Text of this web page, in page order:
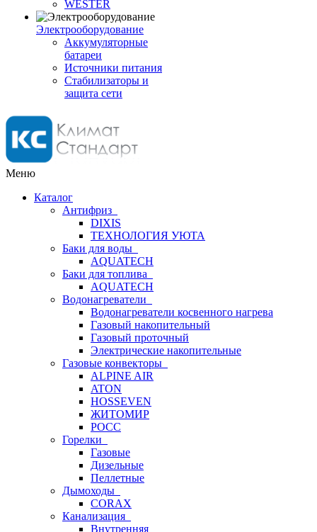
WESTER
Электрооборудование
Аккумуляторные
батареи
Источники питания
Стабилизаторы и
защита сети
Меню
Каталог
Антифриз
DIXIS
ТЕХНОЛОГИЯ УЮТА
Баки для воды
AQUATECH
Баки для топлива
AQUATECH
Водонагреватели
Водонагреватели косвенного нагрева
Газовый накопительный
Газовый проточный
Электрические накопительные
Газовые конвекторы
ALPINE AIR
ATON
HOSSEVEN
ЖИТОМИР
РОСС
Горелки
Газовые
Дизельные
Пеллетные
Дымоходы
CORAX
Канализация
Внутренняя